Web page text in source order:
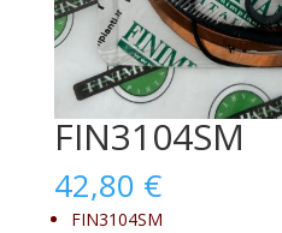
FIN3104SM
42,80 €
FIN3104SM